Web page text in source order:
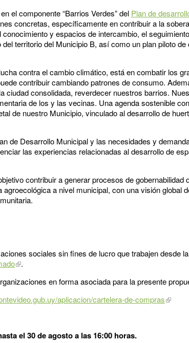
el componente “Barrios Verdes” del Plan de
concretas, específicamente en contribuir a la
y espacios de intercambio, el
territorio del Municipio B, así como un plan piloto
contra el cambio climático, está en combatir los
contribuir cambiando patrones de consumo.
ciudad consolidada, reverdecer nuestros barrios.
de los y las vecinas. Una agenda sostenible
de nuestro Municipio, vinculado al desarrollo de
de Desarrollo Municipal y las necesidades y
las experiencias relacionadas al desarrollo de
contribuir a generar procesos de
a nivel municipal, con una visión global
sociales sin fines de lucro que trabajen desde
.
en forma asociada para la presente
aplicacion/cartelera-de-compras
el 30 de agosto a las 16:00 horas.